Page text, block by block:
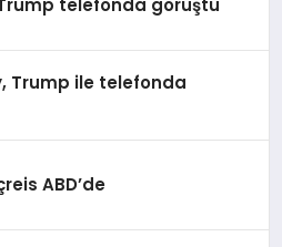
telefonda görüştü
Trump ile telefonda
ABD’de